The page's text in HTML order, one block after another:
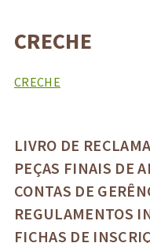
LIVRO DE
PEÇAS FINAIS DE
CONTAS DE
REGULAMENTOS
FICHAS DE
CRECHE
CRECHE